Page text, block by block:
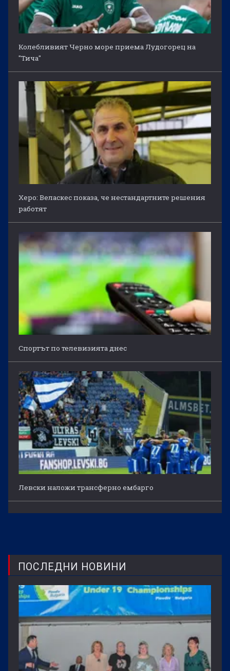
Колебливият Черно море приема Лудогорец на
"Тича"
Херо: Веласкес показа, че нестандартните решения
работят
Спортът по телевизията днес
Левски наложи трансферно ембарго
ПОСЛЕДНИ НОВИНИ